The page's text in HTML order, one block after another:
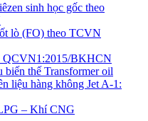
sinh học gốc theo
lò (FO) theo TCVN
QCVN1:2015/BKHCN
thế Transformer oil
liệu hàng không Jet A-1:
– Khí CNG